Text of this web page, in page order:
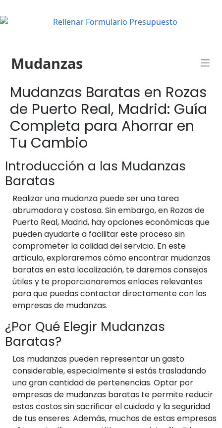
Mudanzas
Mudanzas Baratas en Rozas
de Puerto Real, Madrid: Guía
Completa para Ahorrar en
Tu Cambio
Introducción a las Mudanzas
Baratas
Realizar una mudanza puede ser una tarea
abrumadora y costosa. Sin embargo, en Rozas de
Puerto Real, Madrid, hay opciones económicas que
pueden ayudarte a facilitar este proceso sin
comprometer la calidad del servicio. En este
artículo, exploraremos cómo encontrar mudanzas
baratas en esta localización, te daremos consejos
útiles y te proporcionaremos enlaces relevantes
para que puedas contactar directamente con las
empresas de mudanzas.
¿Por Qué Elegir Mudanzas
Baratas?
Las mudanzas pueden representar un gasto
considerable, especialmente si estás trasladando
una gran cantidad de pertenencias. Optar por
empresas de mudanzas baratas te permite reducir
estos costos sin sacrificar el cuidado y la seguridad
de tus enseres. Además, muchas de estas empresas